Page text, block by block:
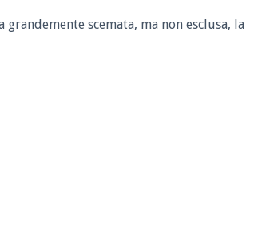
scemata, ma non esclusa, la